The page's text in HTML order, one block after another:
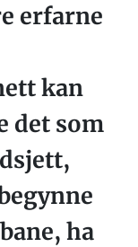
erfarne
kan
det som
ha